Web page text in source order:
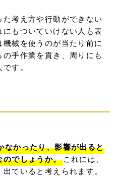
考え方や行動ができない
もついていけない人も表
械を使うのが当たり前に
手作業を貫き、周りにも
す。
なかったり、影響が出ると
のでしょうか。これには、
ていると考えられます。